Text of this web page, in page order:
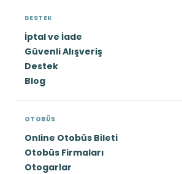
DESTEK
İptal ve İade
Güvenli Alışveriş
Destek
Blog
OTOBÜS
Online Otobüs Bileti
Otobüs Firmaları
Otogarlar